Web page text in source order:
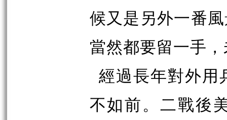
候又是另外一番
當然都要留一手
經過長年對外用
不如前。二戰後